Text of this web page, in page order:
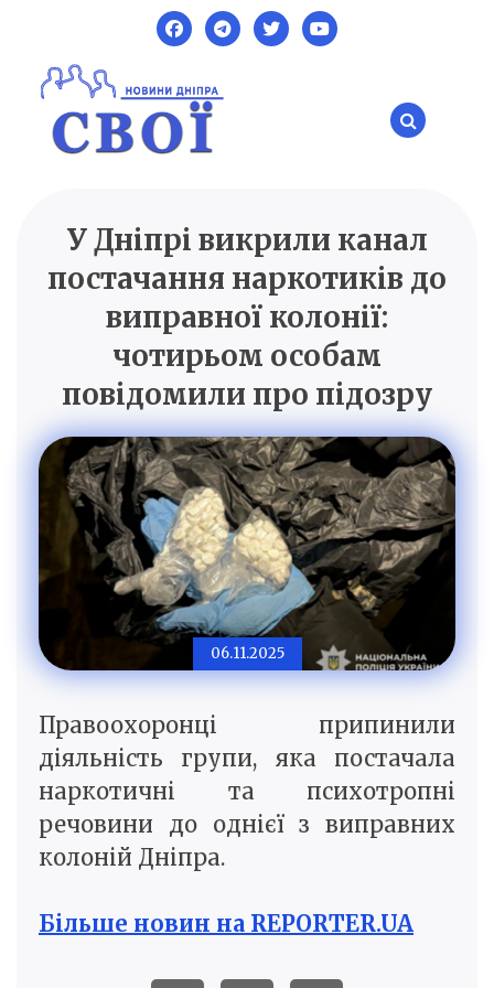
content
SVOI.DP.UA
Новини Дніпра
У Дніпрі викрили канал
постачання наркотиків до
виправної колонії:
чотирьом особам
повідомили про підозру
06.11.2025
Правоохоронці припинили
діяльність групи, яка постачала
наркотичні та психотропні
речовини до однієї з виправних
колоній Дніпра.
Більше новин на REPORTER.UA